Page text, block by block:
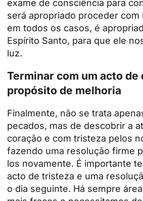
exame de consciência para
será apropriado proceder com
em todos os casos, é
Espírito Santo, para que ele
luz.
Terminar com um acto de
propósito de melhoria
Finalmente, não se trata
pecados, mas de descobrir a
coração e com tristeza pelos
fazendo uma resolução firme
los novamente. É importante
acto de tristeza e uma
o dia seguinte. Há sempre